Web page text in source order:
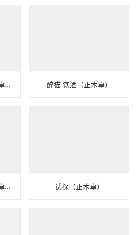
圣诞猫4 限定版（正木卓）N22A437 醉猫 饮酒（正木卓）
圣诞猫2 限定版（正木卓）N22A437 试探（正木卓）